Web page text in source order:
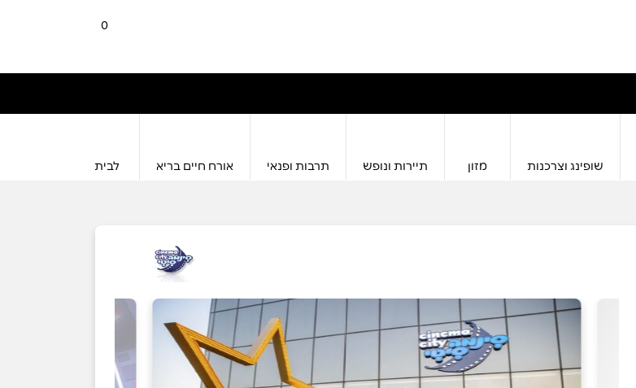
0
שופינג וצרכנות מזון תיירות ונופש תרבות ופנאי אורח חיים בריא לבית